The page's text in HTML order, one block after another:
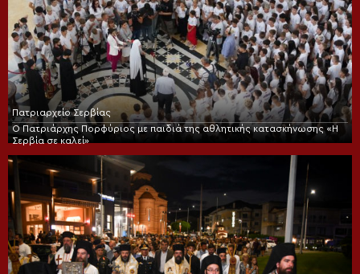
Πατριαρχείο Σερβίας
Ο Πατριάρχης Πορφύριος με παιδιά της αθλητικής κατασκήνωσης «Η
Σερβία σε καλεί»